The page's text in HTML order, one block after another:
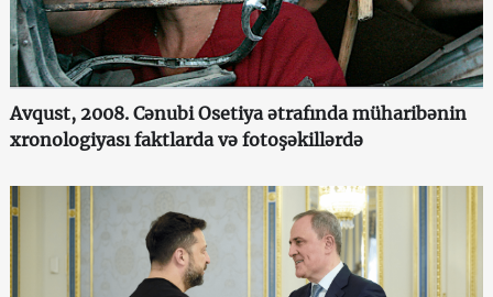
Avqust, 2008. Cənubi Osetiya ətrafında müharibənin
xronologiyası faktlarda və fotoşəkillərdə